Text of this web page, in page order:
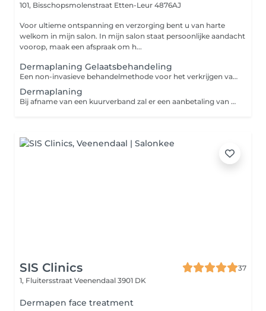
101, Bisschopsmolenstraat Etten-Leur 4876AJ
Voor ultieme ontspanning en verzorging bent u van harte
welkom in mijn salon. In mijn salon staat persoonlijke aandacht
voorop, maak een afspraak om h...
Dermaplaning Gelaatsbehandeling
Een non-invasieve behandelmethode voor het verkrijgen van een stralende, frisse huid. Dermaplaning wordt uitgevoerd met een speciaal ontworpen chirurgisch mesje. Er wordt lichtjes met het speciale mesje over de huid geschraapt, maar zonder te schuren of de huid te beschadigen. Hierdoor worden kleine donshaartjes, dode huidcellen en vuil van het gezicht verwijderd. Het is een pijnloze behandeling. De behandeling is bovendien geschikt voor alle huidtypen. Exfoliatie voor een gladde huid zonder donshaartjes. ervaar een ultieme glow & verfriste teint.
Dermaplaning
Bij afname van een kuurverband zal er een aanbetaling van 25% vooraf aan de behandeling worden gevraagd. U heeft keuze uit 10% korting op één 3- 4 -5 of 6 afspraken kuurverband bij een volledige betaling. Of een Gratis verzorgend Oil elixer serum voor thuis gebruik. Er is ook de mogelijkheid voor betaling in 2 termijnen.
SIS Clinics
37
1, Fluitersstraat Veenendaal 3901 DK
Dermapen face treatment